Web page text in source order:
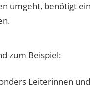
umgeht, benötigt
zum Beispiel:
Leiterinnen